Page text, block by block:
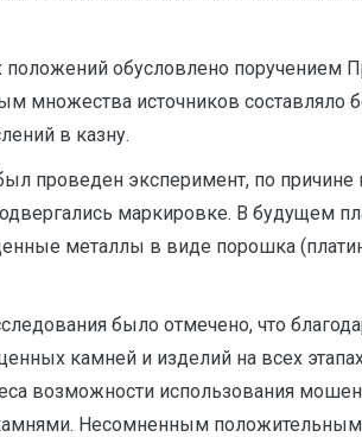
обусловлено поручением
множества источников составляло
в казну.
проведен эксперимент, по
маркировке. В будущем
металлы в виде порошка
было отмечено, что
камней и изделий на всех
возможности использования
Несомненным положительным